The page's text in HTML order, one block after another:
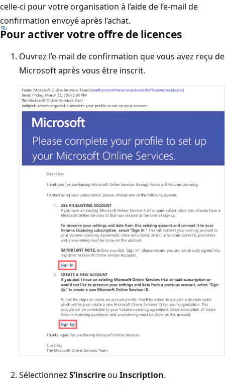
celle-ci pour votre organisation à l’aide de l’e-mail de
confirmation envoyé après l’achat.
Pour activer votre offre de licences
Ouvrez l’e-mail de confirmation que vous avez reçu de
Microsoft après vous être inscrit.
Sélectionnez S’inscrireou Inscription.